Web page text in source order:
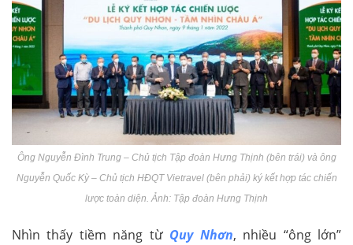
Ông Nguyễn Đình Trung – Chủ tịch Tập đoàn Hưng Thịnh (bên trái) và ông
Nguyễn Quốc Kỳ – Chủ tịch HĐQT Vietravel (bên phải) ký kết hợp tác chiến
lược toàn diện. Ảnh: Tập đoàn Hưng Thịnh
Nhìn thấy tiềm năng từ Quy Nhơn, nhiều “ông lớn”